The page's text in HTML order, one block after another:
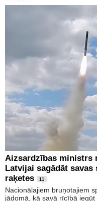
Aizsardzības ministrs
Latvijai sagādāt
raķetes
11
Nacionālajiem bruņotajiem
jādomā, kā savā rīcībā